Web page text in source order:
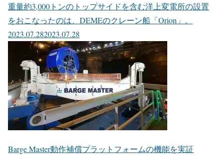
重量約3,000トンのトップサイドを含む洋上変電所の設置
をおこなったのは、DEMEのクレーン船「Orion」。
2023.07.282023.07.28
Barge Master動作補償プラットフォームの機能を実証